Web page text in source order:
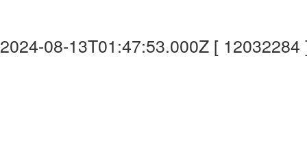
2024-08-13T01:47:53.000Z [ 12032284